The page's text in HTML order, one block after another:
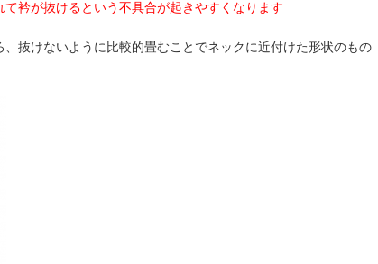
衿が抜けるという不具合が起きやすくなります
抜けないように比較的畳むことでネックに近付けた形状のもの